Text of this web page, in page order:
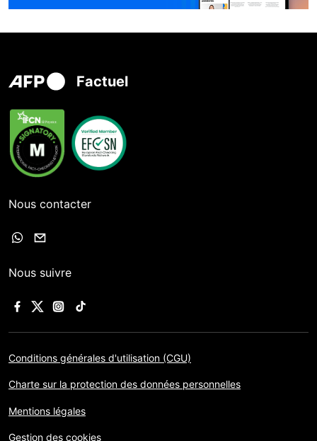
Factuel
Nous contacter
Nous suivre
Conditions générales d'utilisation (CGU)
Charte sur la protection des données personnelles
Mentions légales
Gestion des cookies